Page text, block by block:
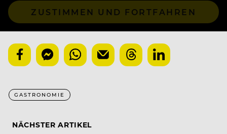
ZUSTIMMEN UND FORTFAHREN
GASTRONOMIE
NÄCHSTER ARTIKEL